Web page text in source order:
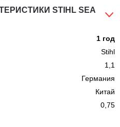
STIHL SEA
1 год
Stihl
1,1
Германия
Китай
0,75